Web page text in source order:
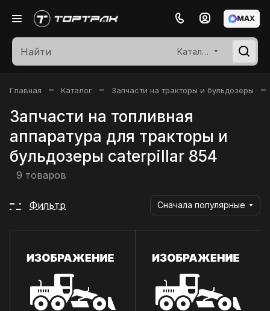
Каталог
MAX
Главная – Каталог – Запчасти на тракторы и бульдозеры –
Запчасти на топливная
аппаратура для тракторы и
бульдозеры caterpillar 854
9 товаров
Фильтр Сначала популярные